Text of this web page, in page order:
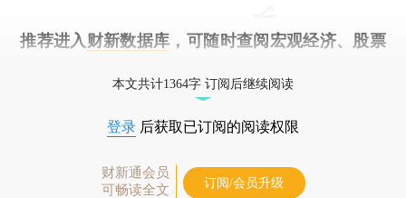
推荐进入 财新数据库 ，可随时查阅宏观经济、股票
本文共计1364字 订阅后继续阅读
登录 后获取已订阅的阅读权限
财新通会员
可畅读全文
订阅/会员升级